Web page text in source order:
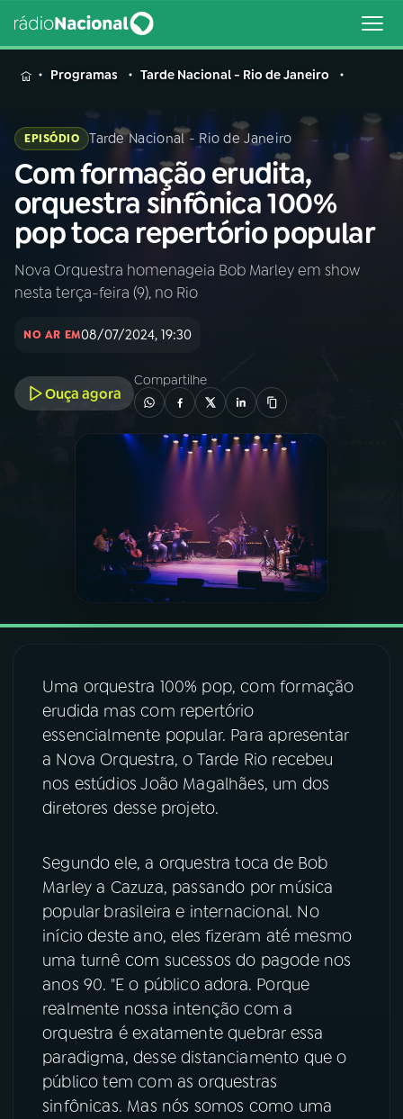
MENU
Buscar
na
Rádio
Nacional
Buscar
AO VIVO
INÍCIO
A RÁDIO
PROGRAMAÇÃO
PODCASTS
06VIDEOCASTS
07ÚLTIMAS
08FESTIVAL DE MÚSICA
ACOMPANHE A RÁDIO NACIONAL
Instagram X
TikTok
Programas Tarde Nacional - Rio de Janeiro
EPISÓDIO Tarde Nacional - Rio de Janeiro
Com formação erudita,
orquestra sinfônica 100%
pop toca repertório popular
Nova Orquestra homenageia Bob Marley em show
nesta terça-feira (9), no Rio
NO AR EM08/07/2024, 19:30
Ouça agora
Compartilhe
Uma orquestra 100% pop, com formação
erudida mas com repertório
essencialmente popular. Para apresentar
a Nova Orquestra, o Tarde Rio recebeu
nos estúdios João Magalhães, um dos
diretores desse projeto.
Segundo ele, a orquestra toca de Bob
Marley a Cazuza, passando por música
popular brasileira e internacional. No
início deste ano, eles fizeram até mesmo
uma turnê com sucessos do pagode nos
anos 90. "E o público adora. Porque
realmente nossa intenção com a
orquestra é exatamente quebrar essa
paradigma, desse distanciamento que o
público tem com as orquestras
sinfônicas. Mas nós somos como uma